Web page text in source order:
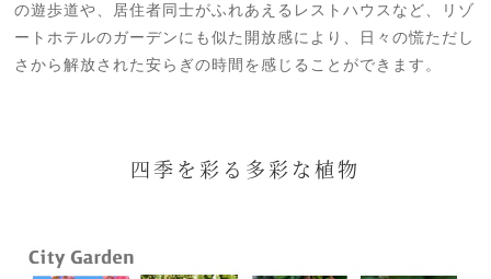
の遊歩道や、居住者同士がふれあえるレストハウスなど、リゾ
ートホテルのガーデンにも似た開放感により、日々の慌ただし
さから解放された安らぎの時間を感じることができます。
四季を彩る多彩な植物